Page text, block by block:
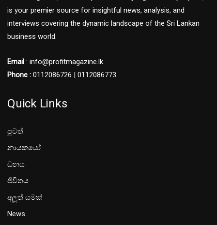
is your premier source for insightful news, analysis, and
interviews covering the dynamic landscape of the Sri Lankan
business world.
Email : info@profitmagazine.lk
Phone : 0112086726 | 0112086773
Quick Links
පුවත්
නායකයෝ
ධනය
ජීවිතය
අලූත් යමක්
News